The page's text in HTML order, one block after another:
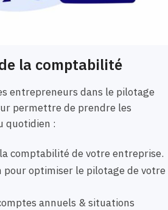
la comptabilité
entrepreneurs dans le pilotage
permettre de prendre les
quotidien :
comptabilité de votre entreprise.
pour optimiser le pilotage de votre
annuels & situations